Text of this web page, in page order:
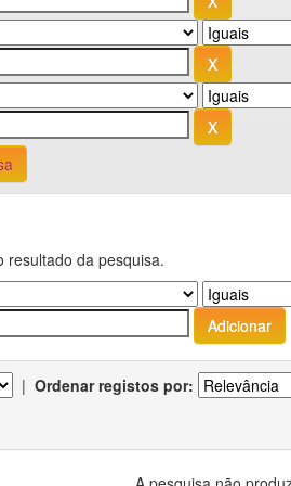
resultado da pesquisa.
| Ordenar registos por: